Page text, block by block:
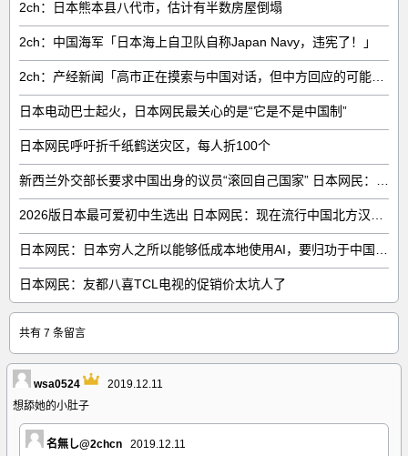
2ch：日本熊本县八代市，估计有半数房屋倒塌
2ch：中国海军「日本海上自卫队自称Japan Navy，违宪了！」
日本电动巴士起火，日本网民最关心的是“它是不是中国制”
日本网民呼吁折千纸鹤送灾区，每人折100个
日本网民：友都八喜TCL电视的促销价太坑人了
共有 7 条留言
wsa0524
2019.12.11
想舔她的小肚子
名無し@2chcn
2019.12.11